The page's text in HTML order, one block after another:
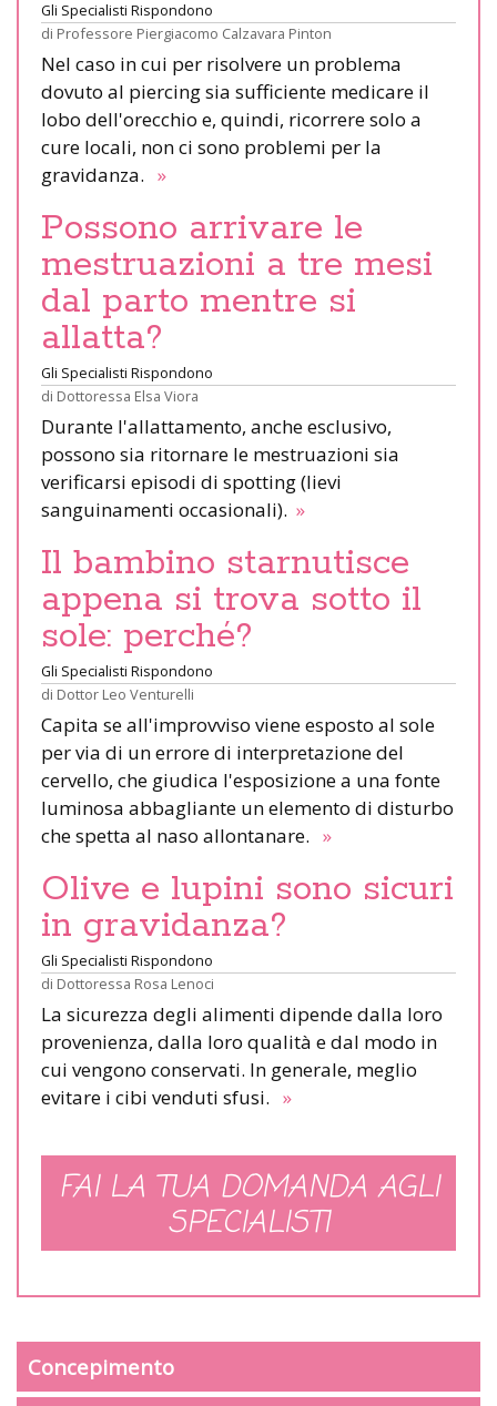
Gli Specialisti Rispondono
di Professore Piergiacomo Calzavara Pinton
Nel caso in cui per risolvere un problema
dovuto al piercing sia sufficiente medicare il
lobo dell'orecchio e, quindi, ricorrere solo a
cure locali, non ci sono problemi per la
gravidanza. »
Possono arrivare le
mestruazioni a tre mesi
dal parto mentre si
allatta?
Gli Specialisti Rispondono
di Dottoressa Elsa Viora
Durante l'allattamento, anche esclusivo,
possono sia ritornare le mestruazioni sia
verificarsi episodi di spotting (lievi
sanguinamenti occasionali). »
Il bambino starnutisce
appena si trova sotto il
sole: perché?
Gli Specialisti Rispondono
di Dottor Leo Venturelli
Capita se all'improvviso viene esposto al sole
per via di un errore di interpretazione del
cervello, che giudica l'esposizione a una fonte
luminosa abbagliante un elemento di disturbo
che spetta al naso allontanare. »
Olive e lupini sono sicuri
in gravidanza?
Gli Specialisti Rispondono
di Dottoressa Rosa Lenoci
La sicurezza degli alimenti dipende dalla loro
provenienza, dalla loro qualità e dal modo in
cui vengono conservati. In generale, meglio
evitare i cibi venduti sfusi. »
FAI LA TUA DOMANDA AGLI
SPECIALISTI
Concepimento